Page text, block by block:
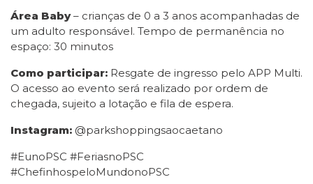
Área Baby– crianças de 0 a 3 anos acompanhadas de
um adulto responsável. Tempo de permanência no
espaço: 30 minutos
Como participar: Resgate de ingresso pelo APP Multi.
O acesso ao evento será realizado por ordem de
chegada, sujeito a lotação e fila de espera.
Instagram: @parkshoppingsaocaetano
#EunoPSC #FeriasnoPSC
#ChefinhospeloMundonoPSC